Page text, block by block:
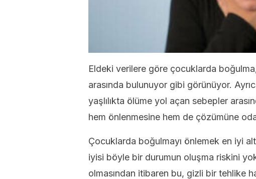
Eldeki verilere göre çocuklarda
arasında bulunuyor gibi görünüyor.
yaşlılıkta ölüme yol açan sebepler
hem önlenmesine hem de çözümüne
Çocuklarda boğulmayı önlemek en iyi
iyisi böyle bir durumun oluşma riskini
olmasından itibaren bu, gizli bir tehlike